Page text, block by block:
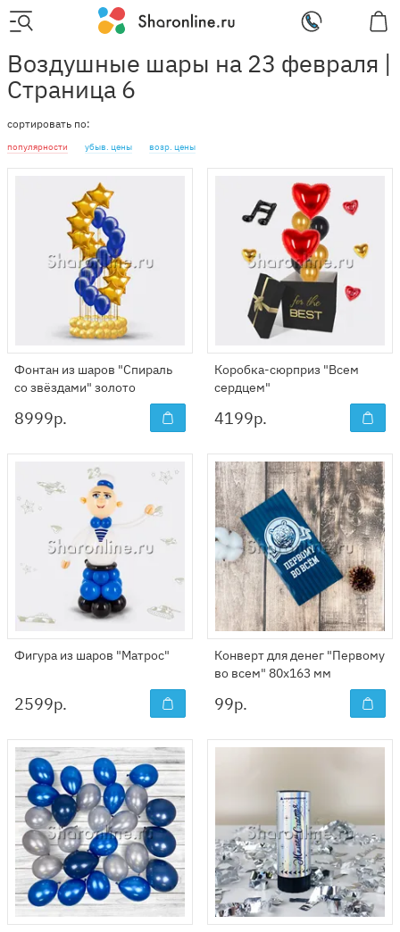
Воздушные шары на 23 февраля |
Страница 6
сортировать по:
популярности убыв. цены возр. цены
Фонтан из шаров "Спираль
со звёздами" золото
8999р.
Коробка-сюрприз "Всем
сердцем"
4199р.
Фигура из шаров "Матрос"
2599р.
Конверт для денег "Первому
во всем" 80x163 мм
99р.